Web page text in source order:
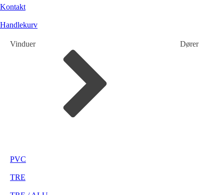
Kontakt
Handlekurv
Vinduer Dører
PVC
TRE